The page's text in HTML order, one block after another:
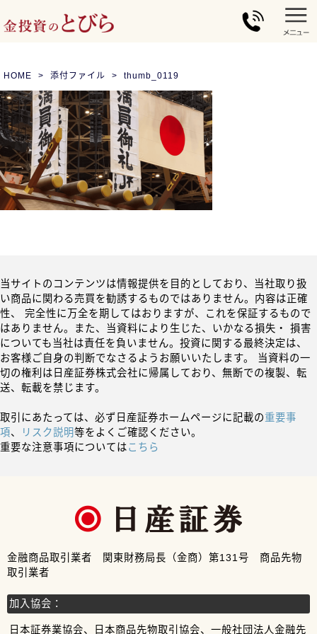
HOME 添付ファイル thumb_0119
当サイトのコンテンツは情報提供を目的としており、当社取り扱
い商品に関わる売買を勧誘するものではありません。内容は正確
性、 完全性に万全を期してはおりますが、これを保証するもので
はありません。また、当資料により生じた、いかなる損失・ 損害
についても当社は責任を負いません。投資に関する最終決定は、
お客様ご自身の判断でなさるようお願いいたします。 当資料の一
切の権利は日産証券株式会社に帰属しており、無断での複製、転
送、転載を禁じます。
取引にあたっては、必ず日産証券ホームページに記載の重要事
項、 リスク説明等をよくご確認ください。
重要な注意事項についてはこちら
金融商品取引業者 関東財務局長（金商）第131号 商品先物
取引業者
加入協会：
日本証券業協会、日本商品先物取引協会、一般社団法人金融先